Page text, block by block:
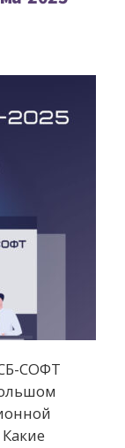
СОФТ